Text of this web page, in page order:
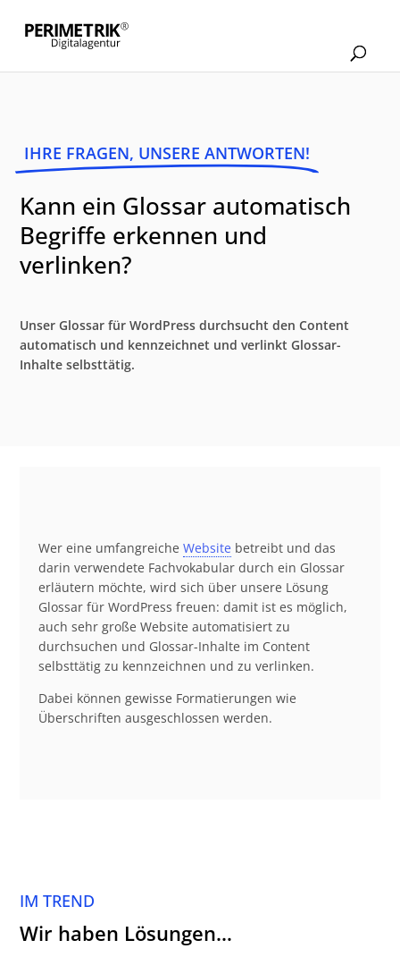
IHRE FRAGEN, UNSERE ANTWORTEN!
Kann ein Glossar automatisch
Begriffe erkennen und
verlinken?
Unser Glossar für WordPress durchsucht den Content
automatisch und kennzeichnet und verlinkt Glossar-
Inhalte selbsttätig.
Wer eine umfangreiche Website betreibt und das
darin verwendete Fachvokabular durch ein Glossar
erläutern möchte, wird sich über unsere Lösung
Glossar für WordPress freuen: damit ist es möglich,
auch sehr große Website automatisiert zu
durchsuchen und Glossar-Inhalte im Content
selbsttätig zu kennzeichnen und zu verlinken.
Dabei können gewisse Formatierungen wie
Überschriften ausgeschlossen werden.
IM TREND
Wir haben Lösungen…